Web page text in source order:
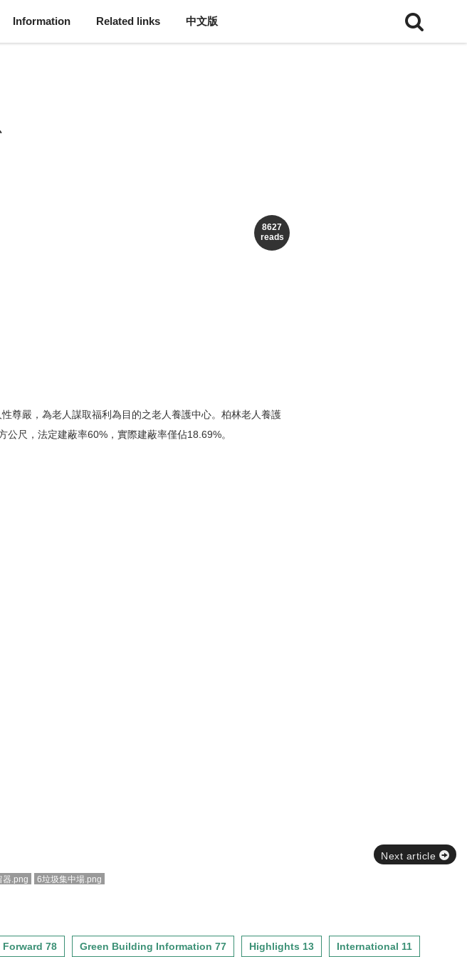
Information Related links 中文版
8627
reads
尊嚴，為老人謀取福利為目的之老人養護中心。柏林老人養護
尺，法定建蔽率60%，實際建蔽率僅佔18.69%。
Next article
器.png 6垃圾集中場.png
Forward 78 Green Building Information 77 Highlights 13 International 11